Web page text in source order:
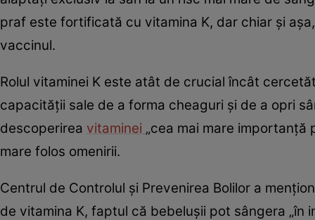
praf este fortificată cu vitamina K, dar chiar și
vaccinul.
Rolul vitaminei K este atât de crucial încât
capacității sale de a forma cheaguri și de a opri
descoperirea vitaminei „cea mai mare
mare folos omenirii.
Centrul de Controlul și Prevenirea Bolilor a
de vitamina K, faptul că bebelușii pot sângera